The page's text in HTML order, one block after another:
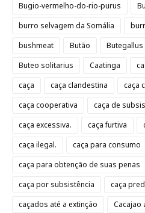
Bugio-vermelho-do-rio-purus
burro selvagem da Somália
bushmeat
Butão
Buteo solitarius
Caatinga
caça
caça clandestina
caça
caça cooperativa
caça de
caça excessiva.
caça furtiva
caça ilegal.
caça para consumo
caça para obtenção de suas penas
caça por subsistência
caça
caçados até a extinção
Cacajao